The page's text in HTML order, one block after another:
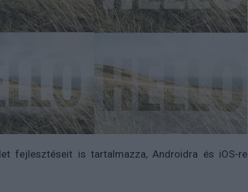
fejlesztéseit is tartalmazza, Androidra és iOS-re